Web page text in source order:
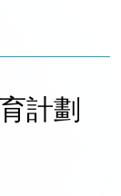
計劃